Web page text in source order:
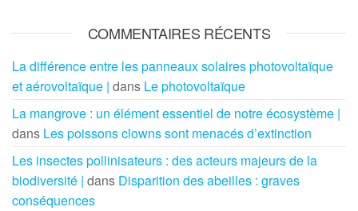
COMMENTAIRES RÉCENTS
La différence entre les panneaux solaires photovoltaïque
et aérovoltaïque | dans Le photovoltaïque
La mangrove : un élément essentiel de notre écosystème |
dans Les poissons clowns sont menacés d’extinction
Les insectes pollinisateurs : des acteurs majeurs de la
biodiversité | dans Disparition des abeilles : graves
conséquences